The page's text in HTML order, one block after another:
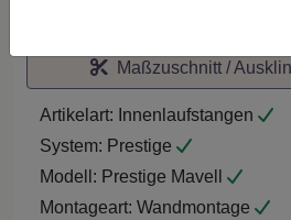
Maßzuschnitt /
Artikelart: Innenlaufstangen
System: Prestige
Modell: Prestige Mavell
Montageart: Wandmontage